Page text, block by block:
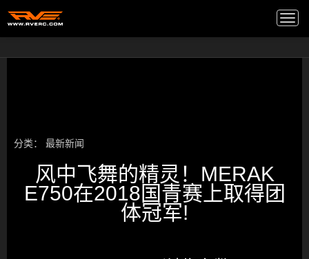
高端音箱 /
分类： 最新新闻
风中飞舞的精灵！MERAK
E750在2018国青赛上取得团
体冠军!